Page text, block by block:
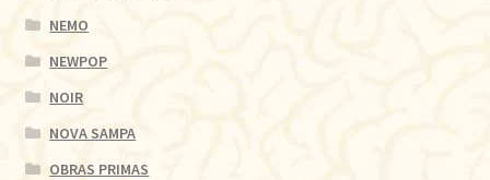
NEMO
NEWPOP
NOIR
NOVA SAMPA
OBRAS PRIMAS